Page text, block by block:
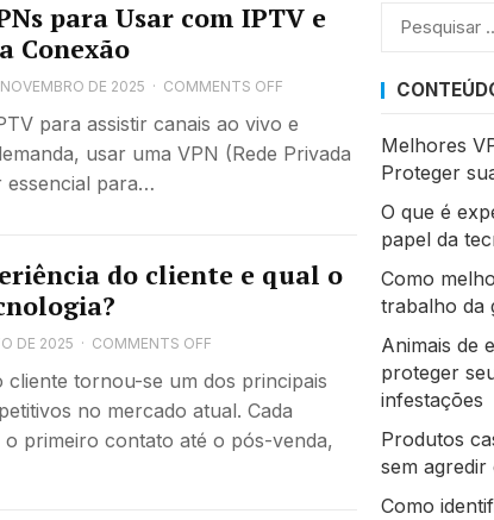
para Usar com IPTV e
Conexão
NOVEMBRO DE 2025 · COMMENTS OFF
para assistir canais ao vivo e
usar uma VPN (Rede Privada
essencial para…
do cliente e qual o
DE 2025 · COMMENTS OFF
cliente tornou-se um dos principais
no mercado atual. Cada
o primeiro contato até o pós-venda,
Pesquisar
Melhores
Proteger
O que é
papel da
Como
trabalho da
Animais de
proteger
infestações
Produtos
sem agredir
Como